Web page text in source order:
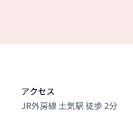
アクセス
JR外房線 土気駅 徒歩 2分